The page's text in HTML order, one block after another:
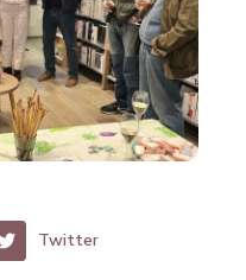
Twitter